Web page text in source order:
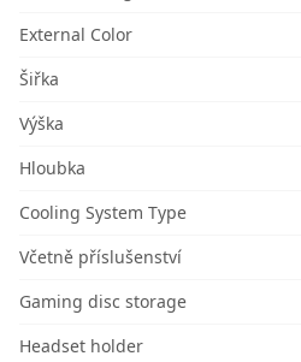
External Color
Šiřka
Výška
Hloubka
Cooling System Type
Včetně příslušenství
Gaming disc storage
Headset holder